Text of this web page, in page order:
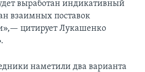
выработан индикативный
взаимных поставок
цитирует Лукашенко
наметили два варианта